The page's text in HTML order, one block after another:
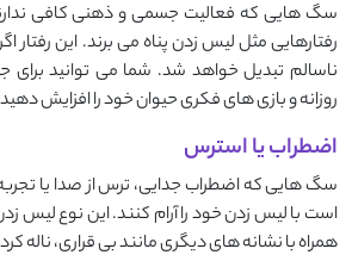
سگ هایی که فعالیت جسمی و ذهنی کافی
رفتارهایی مثل لیس زدن پناه می برند. این رفتار
ناسالم تبدیل خواهد شد. شما می توانید برای
روزانه و بازی های فکری حیوان خود را افزایش
اضطراب یا استرس
سگ هایی که اضطراب جدایی، ترس از صدا یا
است با لیس زدن خود را آرام کنند. این نوع لیس
همراه با نشانه های دیگری مانند بی قراری، ناله